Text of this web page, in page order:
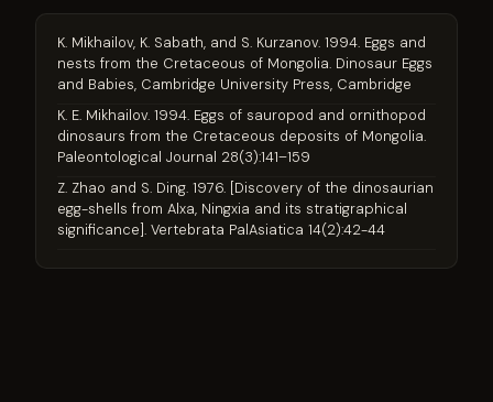
K. Mikhailov, K. Sabath, and S. Kurzanov. 1994. Eggs and
nests from the Cretaceous of Mongolia. Dinosaur Eggs
and Babies, Cambridge University Press, Cambridge
K. E. Mikhailov. 1994. Eggs of sauropod and ornithopod
dinosaurs from the Cretaceous deposits of Mongolia.
Paleontological Journal 28(3):141–159
Z. Zhao and S. Ding. 1976. [Discovery of the dinosaurian
egg-shells from Alxa, Ningxia and its stratigraphical
significance]. Vertebrata PalAsiatica 14(2):42-44